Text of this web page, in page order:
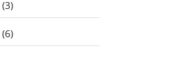
(3)
(6)